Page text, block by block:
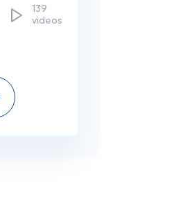
139
videos